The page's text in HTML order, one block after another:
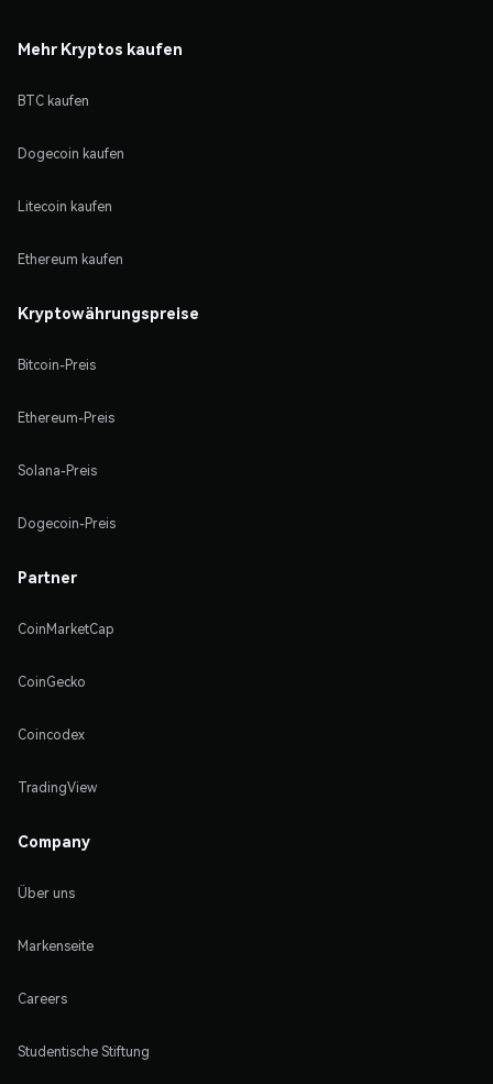
Mehr Kryptos kaufen
BTC kaufen
Dogecoin kaufen
Litecoin kaufen
Ethereum kaufen
Kryptowährungspreise
Bitcoin-Preis
Ethereum-Preis
Solana-Preis
Dogecoin-Preis
Partner
CoinMarketCap
CoinGecko
Coincodex
TradingView
Company
Über uns
Markenseite
Careers
Studentische Stiftung